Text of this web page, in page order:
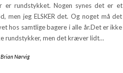
er rundstykket. Nogen synes det er et
men jeg ELSKER det. Og noget må det
hos samtlige bagere i alle år.Det er ikke
rundstykker, men det kræver lidt…
Brian Nørvig